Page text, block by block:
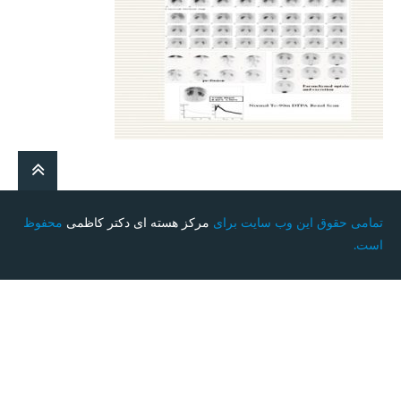
تمامی حقوق این وب سایت برای مرکز هسته ای دکتر کاظمی محفوظ
است.